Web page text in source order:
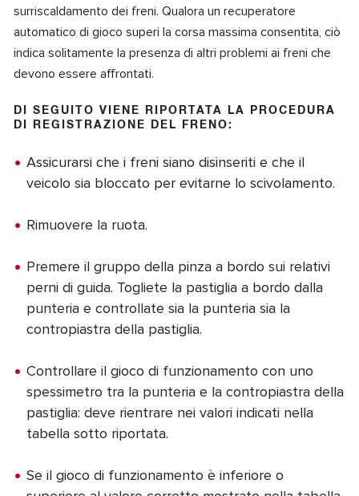
surriscaldamento dei freni. Qualora un recuperatore
automatico di gioco superi la corsa massima consentita, ciò
indica solitamente la presenza di altri problemi ai freni che
devono essere affrontati.
DI SEGUITO VIENE RIPORTATA LA PROCEDURA
DI REGISTRAZIONE DEL FRENO:
Assicurarsi che i freni siano disinseriti e che il
veicolo sia bloccato per evitarne lo scivolamento.
Rimuovere la ruota.
Premere il gruppo della pinza a bordo sui relativi
perni di guida. Togliete la pastiglia a bordo dalla
punteria e controllate sia la punteria sia la
contropiastra della pastiglia.
Controllare il gioco di funzionamento con uno
spessimetro tra la punteria e la contropiastra della
pastiglia: deve rientrare nei valori indicati nella
tabella sotto riportata.
Se il gioco di funzionamento è inferiore o